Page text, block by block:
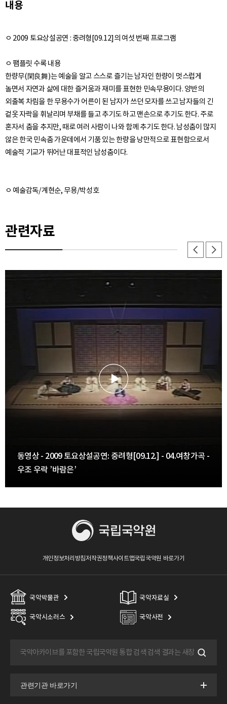
내용
ㅇ 2009 토요상설공연 : 중려형[09.12]의 여섯 번째 프로그램
ㅇ 팸플릿 수록 내용
한량무(閑良舞)는 예술을 알고 스스로 즐기는 남자인 한량이 멋스럽게
놀면서 자연과 삶에 대한 즐거움과 재미를 표현한 민속무용이다. 양반의
외출복 차림을 한 무용수가 어른이 된 남자가 쓰던 모자를 쓰고 남자들의 긴
겉옷 자락을 휘날리며 부채를 들고 추기도 하고 맨손으로 추기도 한다. 주로
혼자서 춤을 추지만, 때로 여러 사람이 나와 함께 추기도 한다. 남성춤이 많지
않은 한국 민속춤 가운데에서 기품 있는 한량을 낭만적으로 표현함으로서
ㅇ 예술감독/계현순, 무용/박성호
관련자료
동영상 - 2009 토요상설공연: 중려형[09.12.] - 04.여창가곡 -
우조 우락 ’바람은’
개인정보처리방침저작권정책사이트맵국립국악원 바로가기
국악박물관 국악자료실
국악시소러스 국악사전